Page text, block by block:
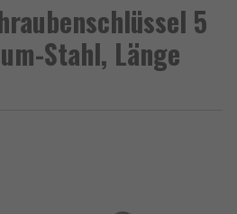
5
Stahl, Länge